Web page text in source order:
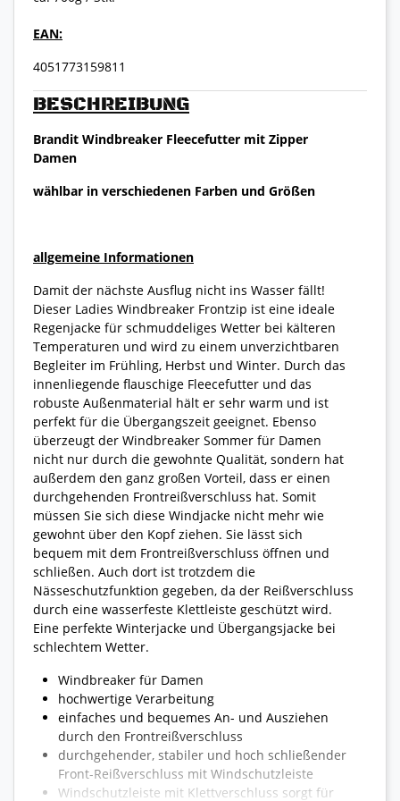
BESCHREIBUNG
Brandit Windbreaker Fleecefutter mit Zipper
Damen
wählbar in verschiedenen Farben und Größen
allgemeine Informationen
Damit der nächste Ausflug nicht ins Wasser fällt!
Dieser Ladies Windbreaker Frontzip ist eine ideale
Regenjacke für schmuddeliges Wetter bei kälteren
Temperaturen und wird zu einem unverzichtbaren
Begleiter im Frühling, Herbst und Winter. Durch das
innenliegende flauschige Fleecefutter und das
robuste Außenmaterial hält er sehr warm und ist
perfekt für die Übergangszeit geeignet. Ebenso
überzeugt der Windbreaker Sommer für Damen
nicht nur durch die gewohnte Qualität, sondern hat
außerdem den ganz großen Vorteil, dass er einen
durchgehenden Frontreißverschluss hat. Somit
müssen Sie sich diese Windjacke nicht mehr wie
gewohnt über den Kopf ziehen. Sie lässt sich
bequem mit dem Frontreißverschluss öffnen und
schließen. Auch dort ist trotzdem die
Nässeschutzfunktion gegeben, da der Reißverschluss
durch eine wasserfeste Klettleiste geschützt wird.
Eine perfekte Winterjacke und Übergangsjacke bei
schlechtem Wetter.
Windbreaker für Damen
hochwertige Verarbeitung
einfaches und bequemes An- und Ausziehen
durch den Frontreißverschluss
durchgehender, stabiler und hoch schließender
Front-Reißverschluss mit Windschutzleiste
Windschutzleiste mit Klettverschluss sorgt für
EAN:
4051773159811